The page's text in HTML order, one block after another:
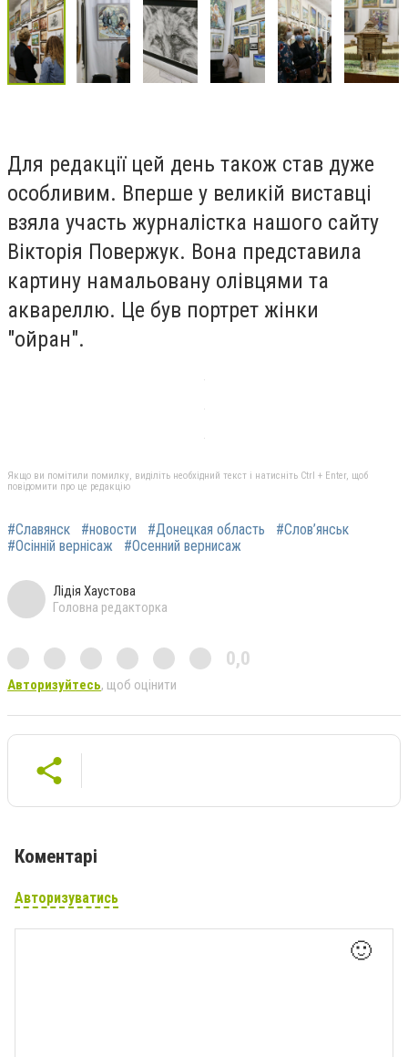
Для редакції цей день також став дуже
особливим. Вперше у великій виставці
взяла участь журналістка нашого сайту
Вікторія Повержук. Вона представила
картину намальовану олівцями та
аквареллю. Це був портрет жінки
"ойран".
Якщо ви помітили помилку, виділіть необхідний текст і натисніть Ctrl + Enter, щоб
повідомити про це редакцію
#Славянск #новости #Донецкая область
#Слов’янськ
#Осінній вернісаж
#Осенний вернисаж
Лідія Хаустова
Головна редакторка
0,0
Авторизуйтесь, щоб оцінити
Коментарі
Авторизуватись
🙂